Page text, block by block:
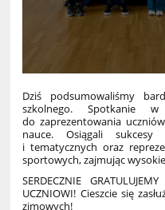
Dziś podsumowaliśmy
szkolnego. Spotkanie
do zaprezentowania
nauce. Osiągali sukcesy
i tematycznych oraz
sportowych, zajmując
SERDECZNIE
UCZNIOWI! Cieszcie się
zimowych!